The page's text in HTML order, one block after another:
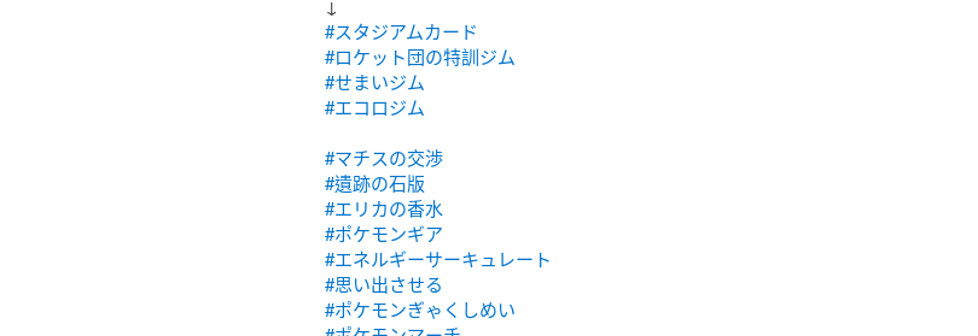
#スタジアムカード
#ロケット団の特訓ジム
#せまいジム
#エコロジム
#マチスの交渉
#遺跡の石版
#エリカの香水
#ポケモンギア
#エネルギーサーキュレート
#思い出させる
#ポケモンぎゃくしめい